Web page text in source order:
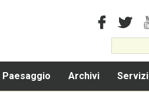
Paesaggio Archivi Servizi